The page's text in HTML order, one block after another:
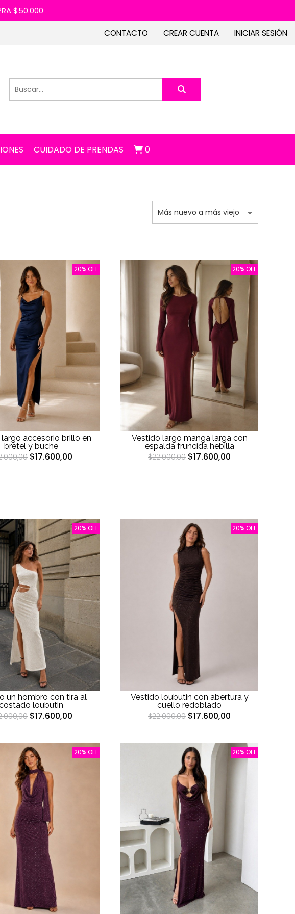
$50.000
CONTACTO CREAR CUENTA INICIAR SESIÓN
CUIDADO DE PRENDAS 0
20% OFF
accesorio brillo en
bretel y buche
$17.600,00
20% OFF
Vestido largo manga larga con
espalda fruncida hebilla
$22.000,00 $17.600,00
20% OFF
un hombro con tira al
loubutin
$17.600,00
20% OFF
Vestido loubutin con abertura y
cuello redoblado
$22.000,00 $17.600,00
20% OFF 20% OFF